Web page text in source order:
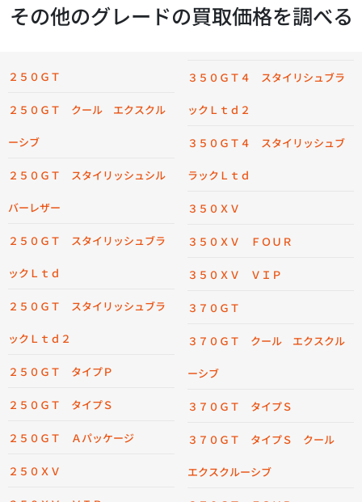
その他のグレードの買取価格を調べる
２５０ＧＴ
２５０ＧＴ クール エクスクル
ーシブ
２５０ＧＴ スタイリッシュシル
バーレザー
２５０ＧＴ スタイリッシュブラ
ックＬｔｄ
２５０ＧＴ スタイリッシュブラ
ックＬｔｄ２
２５０ＧＴ タイプＰ
２５０ＧＴ タイプＳ
２５０ＧＴ Ａパッケージ
２５０ＸＶ
３５０ＧＴ４ スタイリシュブラ
ックＬｔｄ２
３５０ＧＴ４ スタイリッシュブ
ラックＬｔｄ
３５０ＸＶ
３５０ＸＶ ＦＯＵＲ
３５０ＸＶ ＶＩＰ
３７０ＧＴ
３７０ＧＴ クール エクスクル
ーシブ
３７０ＧＴ タイプＳ
３７０ＧＴ タイプＳ クール
エクスクルーシブ